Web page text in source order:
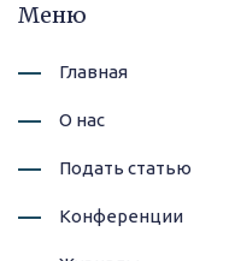
Меню
Главная
О нас
Подать статью
Конференции